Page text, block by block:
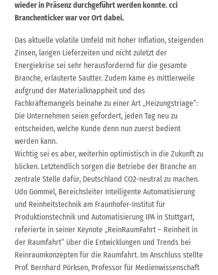
wieder in Präsenz durchgeführt werden konnte. cci
Branchenticker war vor Ort dabei.
Das aktuelle volatile Umfeld mit hoher Inflation, steigenden
Zinsen, langen Lieferzeiten und nicht zuletzt der
Energiekrise sei sehr herausfordernd für die gesamte
Branche, erläuterte Sautter. Zudem käme es mittlerweile
aufgrund der Materialknappheit und des
Fachkräftemangels beinahe zu einer Art „Heizungstriage“:
Die Unternehmen seien gefordert, jeden Tag neu zu
entscheiden, welche Kunde denn nun zuerst bedient
werden kann.
Wichtig sei es aber, weiterhin optimistisch in die Zukunft zu
blicken. Letztendlich sorgen die Betriebe der Branche an
zentrale Stelle dafür, Deutschland CO2-neutral zu machen.
Udo Gommel, Bereichsleiter Intelligente Automatisierung
und Reinheitstechnik am Fraunhofer-Institut für
Produktionstechnik und Automatisierung IPA in Stuttgart,
referierte in seiner Keynote „ReinRaumFahrt – Reinheit in
der Raumfahrt“ über die Entwicklungen und Trends bei
Reinraumkonzepten für die Raumfahrt. Im Anschluss stellte
Prof. Bernhard Pörksen, Professor für Medienwissenschaft